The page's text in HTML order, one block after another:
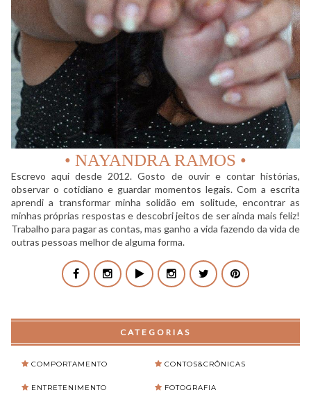
• NAYANDRA RAMOS •
Escrevo aqui desde 2012. Gosto de ouvir e contar histórias,
observar o cotidiano e guardar momentos legais. Com a escrita
aprendi a transformar minha solidão em solitude, encontrar as
minhas próprias respostas e descobri jeitos de ser ainda mais feliz!
Trabalho para pagar as contas, mas ganho a vida fazendo da vida de
outras pessoas melhor de alguma forma.
CATEGORIAS
COMPORTAMENTO CONTOS&CRÔNICAS
ENTRETENIMENTO FOTOGRAFIA